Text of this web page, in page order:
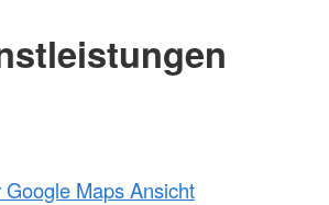
Google Maps Ansicht